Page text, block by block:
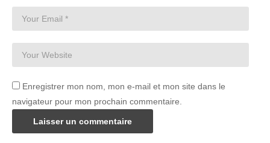
Enregistrer mon nom, mon e-mail et mon site dans le
navigateur pour mon prochain commentaire.